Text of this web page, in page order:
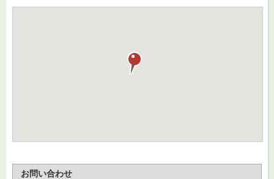
お問い合わせ